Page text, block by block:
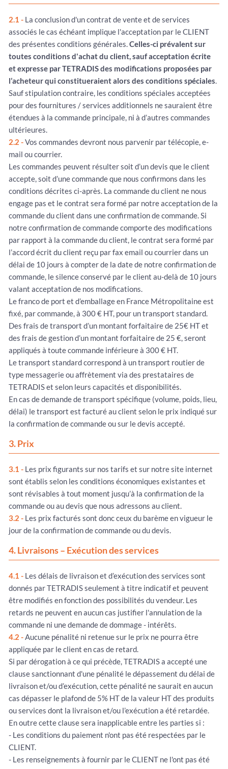
2.1 - La conclusion d'un contrat de vente et de services
associés le cas échéant implique l'acceptation par le CLIENT
des présentes conditions générales.Celles-ci prévalent sur
toutes conditions d'achat du client, sauf acceptation écrite
et expresse par TETRADIS des modifications proposées par
l’acheteur qui constitueraient alors des conditions spéciales.
Sauf stipulation contraire, les conditions spéciales acceptées
pour des fournitures / services additionnels ne sauraient être
étendues à la commande principale, ni à d’autres commandes
ultérieures.
2.2 -Vos commandes devront nous parvenir par télécopie, e-
mail ou courrier.
Les commandes peuvent résulter soit d’un devis que le client
accepte, soit d’une commande que nous confirmons dans les
conditions décrites ci-après. La commande du client ne nous
engage pas et le contrat sera formé par notre acceptation de la
commande du client dans une confirmation de commande. Si
notre confirmation de commande comporte des modifications
par rapport à la commande du client, le contrat sera formé par
l’accord écrit du client reçu par fax email ou courrier dans un
délai de 10 jours à compter de la date de notre confirmation de
commande, le silence conservé par le client au-delà de 10 jours
valant acceptation de nos modifications.
Le franco de port et d’emballage en France Métropolitaine est
fixé, par commande, à 300 € HT, pour un transport standard.
Des frais de transport d’un montant forfaitaire de 25€ HT et
des frais de gestion d’un montant forfaitaire de 25 €, seront
appliqués à toute commande inférieure à 300 € HT.
Le transport standard correspond à un transport routier de
type messagerie ou affrètement via des prestataires de
TETRADIS et selon leurs capacités et disponibilités.
En cas de demande de transport spécifique (volume, poids, lieu,
délai) le transport est facturé au client selon le prix indiqué sur
la confirmation de commande ou sur le devis accepté.
3. Prix
3.1 - Les prix figurants sur nos tarifs et sur notre site internet
sont établis selon les conditions économiques existantes et
sont révisables à tout moment jusqu’à la confirmation de la
commande ou au devis que nous adressons au client.
3.2 - Les prix facturés sont donc ceux du barème en vigueur le
jour de la confirmation de commande ou du devis.
4. Livraisons – Exécution des services
4.1 - Les délais de livraison et d’exécution des services sont
donnés par TETRADIS seulement à titre indicatif et peuvent
être modifiés en fonction des possibilités du vendeur. Les
retards ne peuvent en aucun cas justifier l'annulation de la
commande ni une demande de dommage - intérêts.
4.2 -Aucune pénalité ni retenue sur le prix ne pourra être
appliquée par le client en cas de retard.
Si par dérogation à ce qui précède, TETRADIS a accepté une
clause sanctionnant d'une pénalité le dépassement du délai de
livraison et/ou d’exécution, cette pénalité ne saurait en aucun
cas dépasser le plafond de 5% HT de la valeur HT des produits
ou services dont la livraison et/ou l’exécution a été retardée.
En outre cette clause sera inapplicable entre les parties si :
- Les conditions du paiement n'ont pas été respectées par le
CLIENT.
- Les renseignements à fournir par le CLIENT ne l'ont pas été